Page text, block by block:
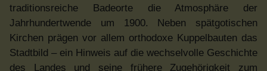
traditionsreiche Badeorte die Atmosphäre der
Jahrhundertwende um 1900. Neben spätgotischen
Kirchen prägen vor allem orthodoxe Kuppelbauten das
Stadtbild – ein Hinweis auf die wechselvolle Geschichte
des Landes und seine frühere Zugehörigkeit zum